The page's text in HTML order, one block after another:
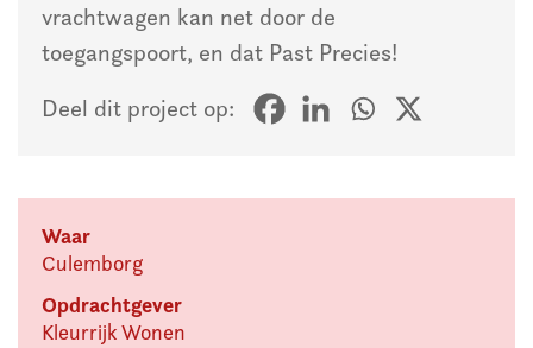
vrachtwagen kan net door de
toegangspoort, en dat Past Precies!
Deel dit project op:
Waar
Culemborg
Opdrachtgever
Kleurrijk Wonen